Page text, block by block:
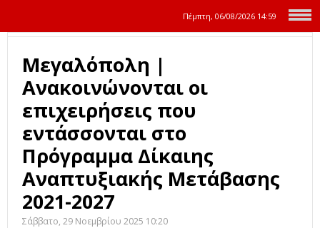
Πέμπτη, 06/08/2026 14:59
Μεγαλόπολη |
Ανακοινώνονται οι
επιχειρήσεις που
εντάσσονται στο
Πρόγραμμα Δίκαιης
Αναπτυξιακής Μετάβασης
2021-2027
Σάββατο, 29 Νοεμβρίου 2025 10:20